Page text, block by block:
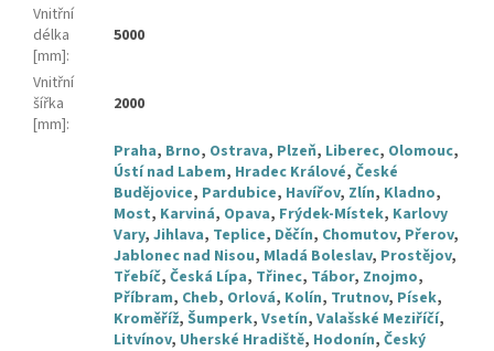
Vnitřní
délka
[mm]:
5000
Vnitřní
šířka
[mm]:
2000
Praha, Brno, Ostrava, Plzeň, Liberec, Olomouc,
Ústí nad Labem, Hradec Králové, České
Budějovice, Pardubice, Havířov, Zlín, Kladno,
Most, Karviná, Opava, Frýdek-Místek, Karlovy
Vary, Jihlava, Teplice, Děčín, Chomutov, Přerov,
Jablonec nad Nisou, Mladá Boleslav, Prostějov,
Třebíč, Česká Lípa, Třinec, Tábor, Znojmo,
Příbram, Cheb, Orlová, Kolín, Trutnov, Písek,
Kroměříž, Šumperk, Vsetín, Valašské Meziříčí,
Litvínov, Uherské Hradiště, Hodonín, Český